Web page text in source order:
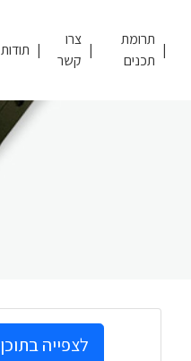
תרומת
תכנים
צרו
קשר
תודות
לצפייה בתוכן